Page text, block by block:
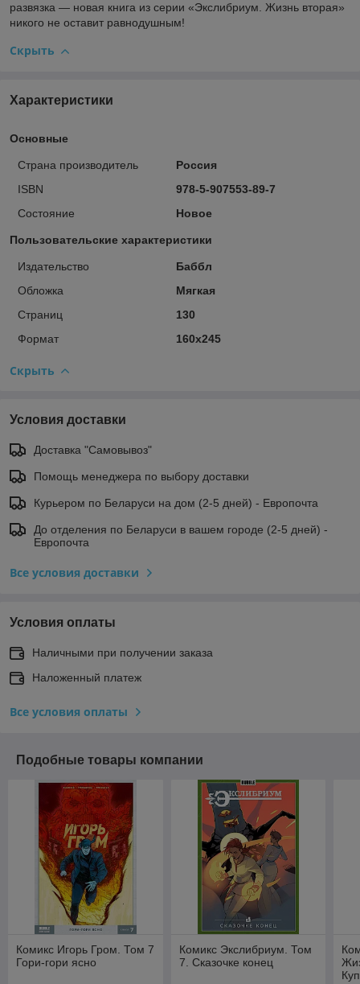
развязка — новая книга из серии «Экслибриум. Жизнь вторая»
никого не оставит равнодушным!
Скрыть
Характеристики
Основные
Страна производитель
Россия
ISBN
978-5-907553-89-7
Состояние
Новое
Пользовательские характеристики
Издательство
Баббл
Обложка
Мягкая
Страниц
130
Формат
160х245
Скрыть
Условия доставки
Доставка "Самовывоз"
Помощь менеджера по выбору доставки
Курьером по Беларуси на дом (2-5 дней) - Европочта
До отделения по Беларуси в вашем городе (2-5 дней) -
Европочта
Все условия доставки
Условия оплаты
Наличными при получении заказа
Наложенный платеж
Все условия оплаты
Подобные товары компании
Комикс Игорь Гром. Том 7
Гори-гори ясно
Комикс Экслибриум. Том
7. Сказочке конец